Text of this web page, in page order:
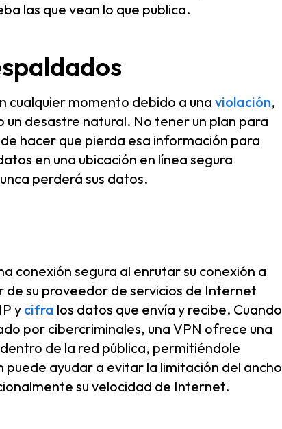
las que vean lo que publica.
cualquier momento debido a una violación,
un desastre natural. No tener un plan para
hacer que pierda esa información para
en una ubicación en línea segura
perderá sus datos.
conexión segura al enrutar su conexión a
su proveedor de servicios de Internet
y cifra los datos que envía y recibe. Cuando
por cibercriminales, una VPN ofrece una
de la red pública, permitiéndole
ayudar a evitar la limitación del ancho
su velocidad de Internet.